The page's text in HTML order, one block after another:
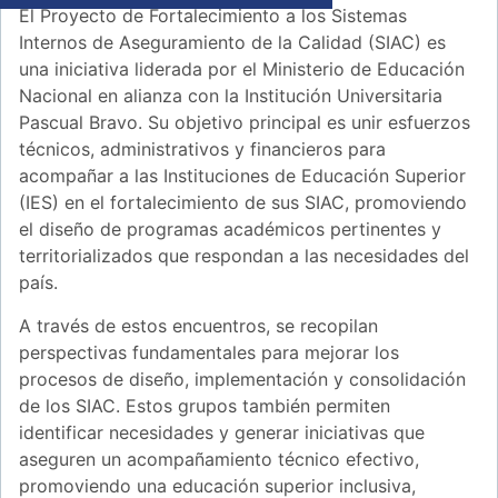
El Proyecto de Fortalecimiento a los Sistemas
Internos de Aseguramiento de la Calidad (SIAC) es
una iniciativa liderada por el Ministerio de Educación
Nacional en alianza con la Institución Universitaria
Pascual Bravo. Su objetivo principal es unir esfuerzos
técnicos, administrativos y financieros para
acompañar a las Instituciones de Educación Superior
(IES) en el fortalecimiento de sus SIAC, promoviendo
el diseño de programas académicos pertinentes y
territorializados que respondan a las necesidades del
país.
A través de estos encuentros, se recopilan
perspectivas fundamentales para mejorar los
procesos de diseño, implementación y consolidación
de los SIAC. Estos grupos también permiten
identificar necesidades y generar iniciativas que
aseguren un acompañamiento técnico efectivo,
promoviendo una educación superior inclusiva,